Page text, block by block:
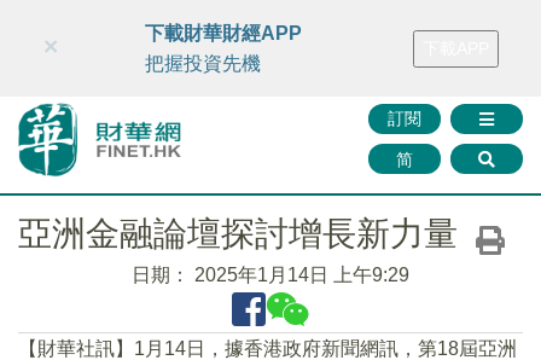
財華智庫網 FINTV FINMETA 財華證券 媒體矩陣
訂閱
简
×
下載財華財經APP
把握投資先機
亞洲金融論壇探討增長新力量
日期： 2025年1月14日 上午9:29
【財華社訊】1月14日，據香港政府新聞網訊，第18屆亞洲